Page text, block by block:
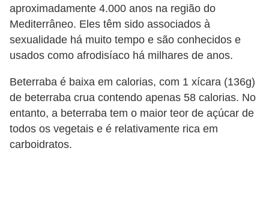
aproximadamente 4.000 anos na região do
Mediterrâneo. Eles têm sido associados à
sexualidade há muito tempo e são conhecidos e
usados ​​como afrodisíaco há milhares de anos.
Beterraba é baixa em calorias, com 1 xícara (136g)
de beterraba crua contendo apenas 58 calorias. No
entanto, a beterraba tem o maior teor de açúcar de
todos os vegetais e é relativamente rica em
carboidratos.
i
n
a
i
s
T
a